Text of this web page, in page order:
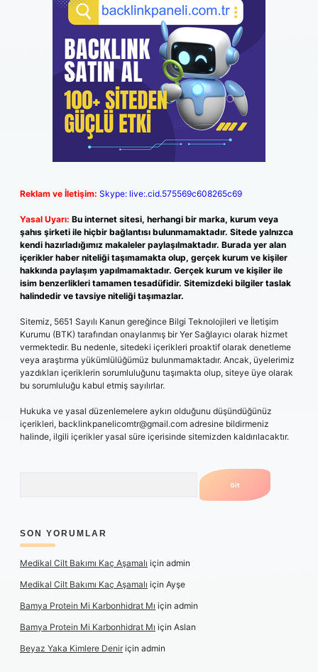
Reklam ve İletişim: Skype: live:.cid.575569c608265c69
Yasal Uyarı: Bu internet sitesi, herhangi bir marka, kurum veya
şahıs şirketi ile hiçbir bağlantısı bulunmamaktadır. Sitede yalnızca
kendi hazırladığımız makaleler paylaşılmaktadır. Burada yer alan
içerikler haber niteliği taşımamakta olup, gerçek kurum ve kişiler
hakkında paylaşım yapılmamaktadır. Gerçek kurum ve kişiler ile
isim benzerlikleri tamamen tesadüfidir. Sitemizdeki bilgiler taslak
halindedir ve tavsiye niteliği taşımazlar.
Sitemiz, 5651 Sayılı Kanun gereğince Bilgi Teknolojileri ve İletişim
Kurumu (BTK) tarafından onaylanmış bir Yer Sağlayıcı olarak hizmet
vermektedir. Bu nedenle, sitedeki içerikleri proaktif olarak denetleme
veya araştırma yükümlülüğümüz bulunmamaktadır. Ancak, üyelerimiz
yazdıkları içeriklerin sorumluluğunu taşımakta olup, siteye üye olarak
bu sorumluluğu kabul etmiş sayılırlar.
Hukuka ve yasal düzenlemelere aykırı olduğunu düşündüğünüz
içerikleri, backlinkpanelicomtr@gmail.com adresine bildirmeniz
halinde, ilgili içerikler yasal süre içerisinde sitemizden kaldırılacaktır.
SON YORUMLAR
Medikal Cilt Bakımı Kaç Aşamalı için admin
Medikal Cilt Bakımı Kaç Aşamalı için Ayşe
Bamya Protein Mi Karbonhidrat Mı için admin
Bamya Protein Mi Karbonhidrat Mı için Aslan
Beyaz Yaka Kimlere Deniriçin admin